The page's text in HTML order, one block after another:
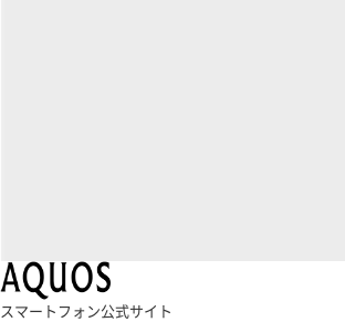
スマートフォン公式サイト